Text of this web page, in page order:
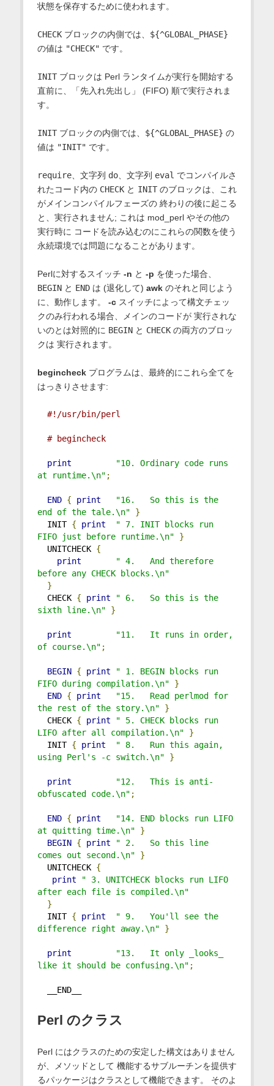
状態を保存するために使われます。
CHECKブロックの内側では、 ${^GLOBAL_PHASE}
の値は "CHECK" です。
INITブロックは Perl ランタイムが実行を開始する
直前に、「先入れ先出し」 (FIFO) 順で実行されま
す。
INITブロックの内側では、 ${^GLOBAL_PHASE} の
値は "INIT" です。
require、文字列 do、文字列 eval でコンパイルさ
れたコード内の CHECKと INITのブロックは、これ
がメインコンパイルフェーズの 終わりの後に起こる
と、実行されません; これは mod_perl やその他の
実行時に コードを読み込むのにこれらの関数を使う
永続環境では問題になることがあります。
Perlに対するスイッチ -n と -p を使った場合、
BEGINと ENDは (退化して) awkのそれと同じよう
に、動作します。 -cスイッチによって構文チェッ
クのみ行われる場合、メインのコードが 実行されな
いのとは対照的に BEGINと CHECKの両方のブロッ
クは 実行されます。
begincheckプログラムは、最終的にこれら全てを
はっきりさせます:
#!/usr/bin/perl
# begincheck
print
"10. Ordinary code runs
at runtime.\n" ;
END { print
"16.   So this is the
end of the tale.\n"
}
INIT { print
" 7. INIT blocks run
FIFO just before runtime.\n"
}
UNITCHECK {
print
" 4.   And therefore
before any CHECK blocks.\n"
}
CHECK { print
" 6.   So this is the
sixth line.\n"
}
print
"11.   It runs in order,
of course.\n" ;
BEGIN { print
" 1. BEGIN blocks run
FIFO during compilation.\n"
}
END { print
"15.   Read perlmod for
the rest of the story.\n"
}
CHECK { print
" 5. CHECK blocks run
LIFO after all compilation.\n"
}
INIT { print
" 8.   Run this again,
using Perl's -c switch.\n"
}
print
"12.   This is anti-
obfuscated code.\n" ;
END { print
"14. END blocks run LIFO
at quitting time.\n"
}
BEGIN { print
" 2.   So this line
comes out second.\n"
}
UNITCHECK {
print
" 3. UNITCHECK blocks run LIFO
after each file is compiled.\n"
}
INIT { print
" 9.   You'll see the
difference right away.\n"
}
print
"13.   It only _looks_
like it should be confusing.\n" ;
__END__
Perl のクラス
Perl にはクラスのための安定した構文はありません
が、メソッドとして 機能するサブルーチンを提供す
るパッケージはクラスとして機能できます。 そのよ